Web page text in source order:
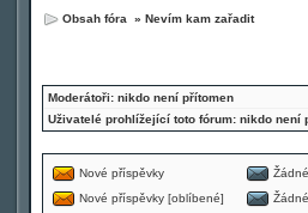
Obsah fóra » Nevím kam zařadit
Moderátoři: nikdo není přítomen
Uživatelé prohlížející toto fórum: nikdo není
Nové příspěvky
Nové příspěvky [oblíbené]